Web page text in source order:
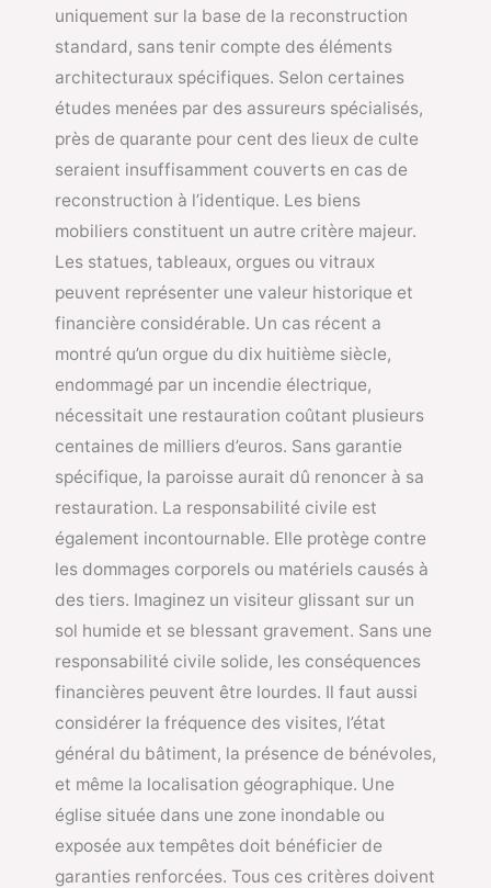
uniquement sur la base de la reconstruction
standard, sans tenir compte des éléments
architecturaux spécifiques. Selon certaines
études menées par des assureurs spécialisés,
près de quarante pour cent des lieux de culte
seraient insuffisamment couverts en cas de
reconstruction à l’identique. Les biens
mobiliers constituent un autre critère majeur.
Les statues, tableaux, orgues ou vitraux
peuvent représenter une valeur historique et
financière considérable. Un cas récent a
montré qu’un orgue du dix huitième siècle,
endommagé par un incendie électrique,
nécessitait une restauration coûtant plusieurs
centaines de milliers d’euros. Sans garantie
spécifique, la paroisse aurait dû renoncer à sa
restauration. La responsabilité civile est
également incontournable. Elle protège contre
les dommages corporels ou matériels causés à
des tiers. Imaginez un visiteur glissant sur un
sol humide et se blessant gravement. Sans une
responsabilité civile solide, les conséquences
financières peuvent être lourdes. Il faut aussi
considérer la fréquence des visites, l’état
général du bâtiment, la présence de bénévoles,
et même la localisation géographique. Une
église située dans une zone inondable ou
exposée aux tempêtes doit bénéficier de
garanties renforcées. Tous ces critères doivent